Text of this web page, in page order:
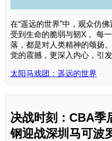
在“遥远的世界”中，观众仿
受到生命的脆弱与韧X 。每
落，都是对人类精神的颂扬
觉的震撼，更深入内心，引
太阳马戏团：遥远的世界
决战时刻：CBA季
钢迎战深圳马可波